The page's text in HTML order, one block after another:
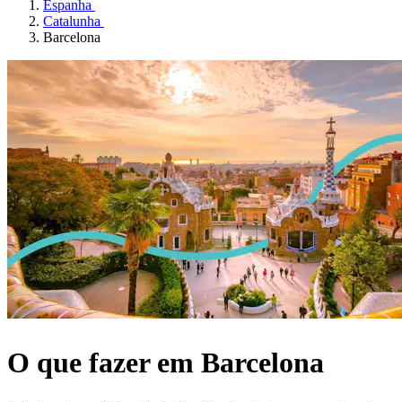
Espanha
Catalunha
Barcelona
O que fazer em Barcelona